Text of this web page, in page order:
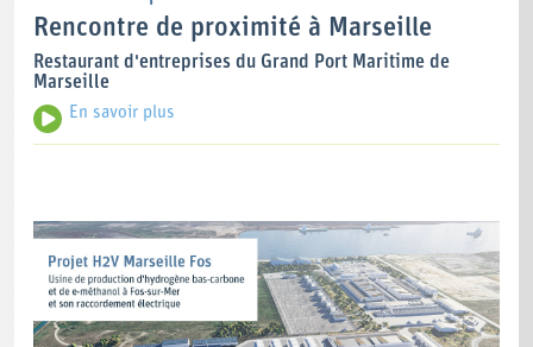
Rencontre de proximité à Marseille
Restaurant d'entreprises du Grand Port Maritime de
Marseille
En savoir plus